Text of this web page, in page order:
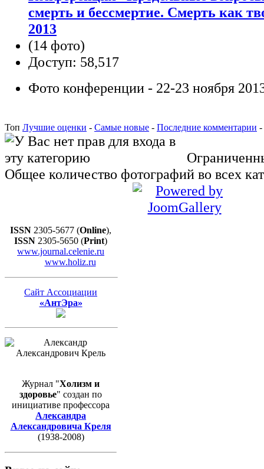
смерть и бессмертие. Смерть как
2013
(14 фото)
Доступ: 58,517
Фото конференции - 22-23 ноября
Топ Лучшие оценки - Самые новые - Последние комментарии -
Общее количество фотографий во всех
ISSN 2305-5677 (Online),
ISSN 2305-5650 (Print)
www.journal.celenie.ru
www.holiz.ru
Сайт Ассоциации
«АнтЭра»
Журнал "Холизм и
здоровье" создан по
инициативе профессора
Александра
Александровича Креля
(1938-2008)